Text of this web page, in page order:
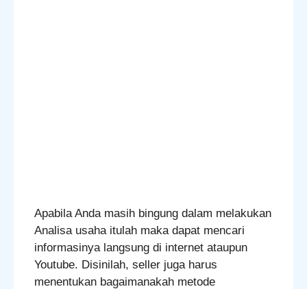
Apabila Anda masih bingung dalam melakukan
Analisa usaha itulah maka dapat mencari
informasinya langsung di internet ataupun
Youtube. Disinilah, seller juga harus
menentukan bagaimanakah metode